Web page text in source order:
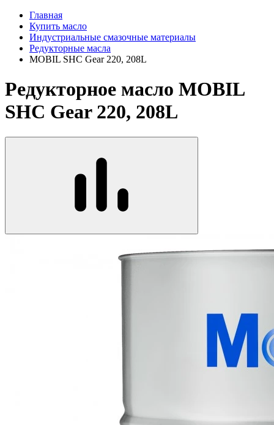
Главная
Купить масло
Индустриальные смазочные материалы
Редукторные масла
MOBIL SHC Gear 220, 208L
Редукторное масло MOBIL
SHC Gear 220, 208L